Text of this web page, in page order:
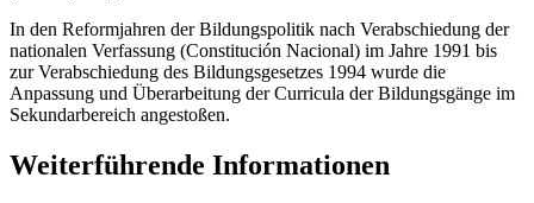
In den Reformjahren der Bildungspolitik nach Verabschiedung der
nationalen Verfassung (Constitución Nacional) im Jahre 1991 bis
zur Verabschiedung des Bildungsgesetzes 1994 wurde die
Anpassung und Überarbeitung der Curricula der Bildungsgänge im
Sekundarbereich angestoßen.
Weiterführende Informationen